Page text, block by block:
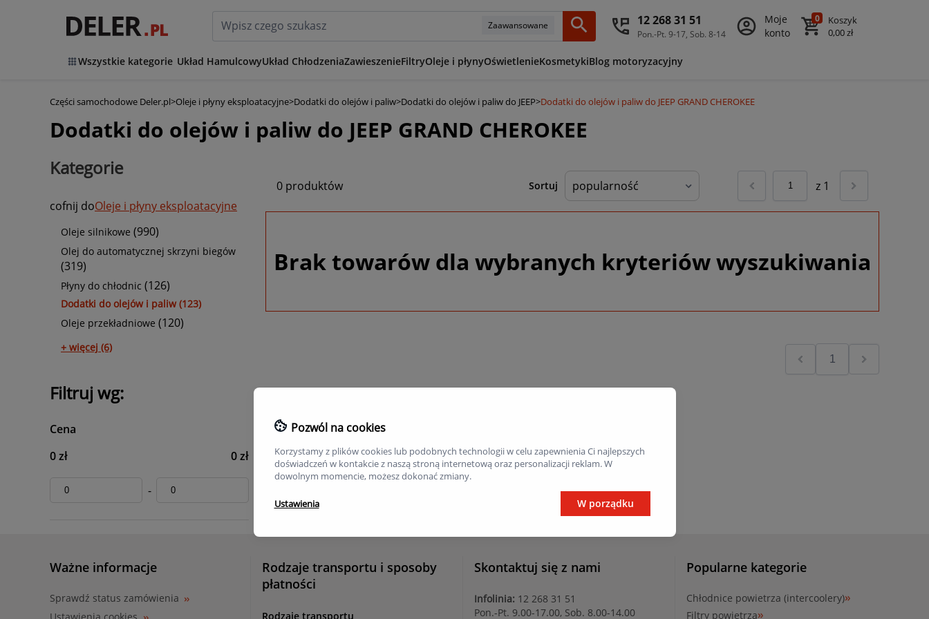
Zaawansowane 12 268 31 51
Pon.-Pt. 9-17, Sob. 8-14
Moje
konto
0
Koszyk
0,00 zł
Wszystkie kategorie Układ HamulcowyUkład ChłodzeniaZawieszenieFiltryOleje i płynyOświetlenieKosmetykiBlog motoryzacyjny
Części samochodowe Deler.pl>Oleje i płyny eksploatacyjne>Dodatki do olejów i paliw>Dodatki do olejów i paliw do JEEP>Dodatki do olejów i paliw do JEEP GRAND CHEROKEE
Dodatki do olejów i paliw do JEEP GRAND CHEROKEE
Kategorie
cofnij doOleje i płyny eksploatacyjne
Oleje silnikowe (990)
Olej do automatycznej skrzyni biegów
(319)
Płyny do chłodnic (126)
Dodatki do olejów i paliw (123)
Oleje przekładniowe (120)
+ więcej (6)
Filtruj wg:
Cena
0 zł
0 zł
-
0 produktów Sortuj z 1
Brak towarów dla wybranych kryteriów wyszukiwania
Ważne informacje
Sprawdź status zamówienia
Rodzaje transportu i sposoby
płatności
Rodzaje transportu
Skontaktuj się z nami
Infolinia: 12 268 31 51
Pon.-Pt. 9.00-17.00, Sob. 8.00-14.00
Popularne kategorie
Chłodnice powietrza (intercoolery)
Filtry powietrza
Pozwól na cookies
Korzystamy z plików cookies lub podobnych technologii w celu zapewnienia Ci najlepszych
doświadczeń w kontakcie z naszą stroną internetową oraz personalizacji reklam. W
dowolnym momencie, możesz dokonać zmiany.
Ustawienia W porządku